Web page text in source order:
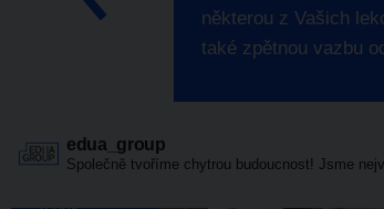
některou z Vašich
také zpětnou vazbu
edua_group
Společně tvoříme chytrou budoucnost! Jsme